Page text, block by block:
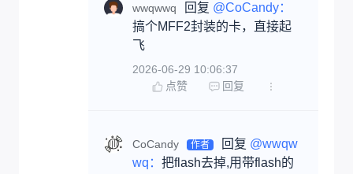
wwqwwq 回复 @CoCandy：
搞个MFF2封装的卡，直接起
飞
2026-06-29 10:06:37
点赞
回复
CoCandy 作者 回复 @wwqw
wq： 把flash去掉,用带flash的